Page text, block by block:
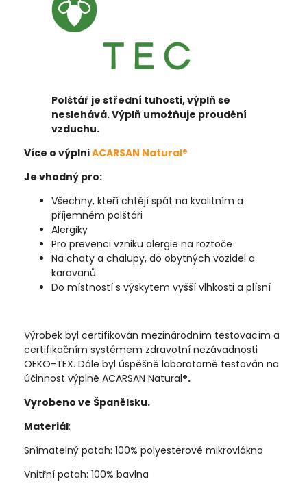
Polštář je střední tuhosti, výplň se
neslehává. Výplň umožňuje proudění
vzduchu.
Více o výplniACARSAN Natural®
Je vhodný pro:
Všechny, kteří chtějí spát na kvalitním a
příjemném polštáři
Alergiky
Pro prevenci vzniku alergie na roztoče
Na chaty a chalupy, do obytných vozidel a
karavanů
Do místností s výskytem vyšší vlhkosti a plísní
Výrobek byl certifikován mezinárodním testovacím a
certifikačním systémem zdravotní nezávadnosti
OEKO-TEX. Dále byl úspěšně laboratorně testován na
účinnost výplně ACARSAN Natural®.
Vyrobeno ve Španělsku.
Materiál:
Snímatelný potah: 100% polyesterové mikrovlákno
Vnitřní potah: 100% bavlna